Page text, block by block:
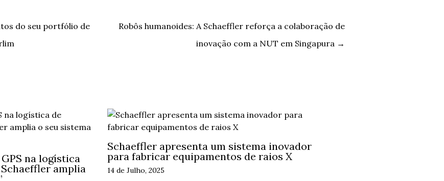
do seu portfólio de
Robôs humanoides: A Schaeffler reforça a colaboração de
inovação com a NUT em Singapura →
na logística
amplia
Schaeffler apresenta um sistema inovador
para fabricar equipamentos de raios X
14 de Julho, 2025